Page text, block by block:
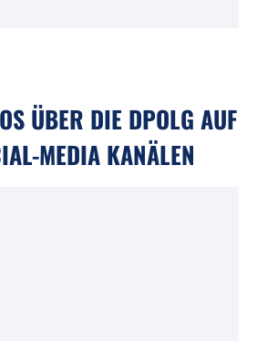
ÜBER DIE DPOLG AUF
MEDIA KANÄLEN